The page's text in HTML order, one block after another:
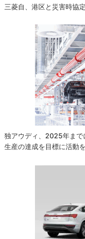
三菱自、港区と災害時協
独アウディ、2025年まで
生産の達成を目標に活動